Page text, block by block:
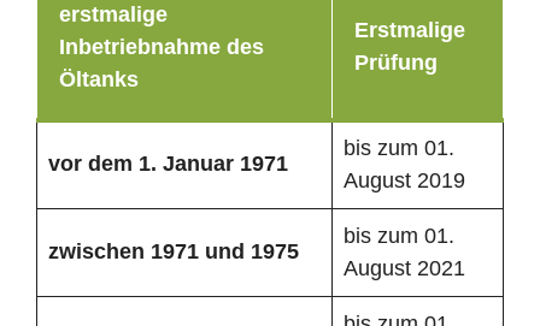
erstmalige
Inbetriebnahme des
Öltanks
Erstmalige
Prüfung
vor dem 1. Januar 1971
bis zum 01.
August 2019
zwischen 1971 und 1975
bis zum 01.
August 2021